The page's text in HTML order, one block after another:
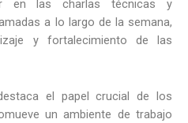
en las charlas técnicas y
a lo largo de la semana,
y fortalecimiento de las
el papel crucial de los
un ambiente de trabajo